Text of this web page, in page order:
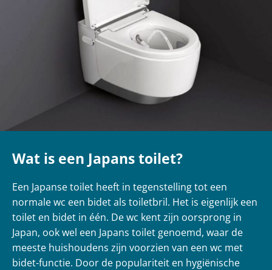
Wat is een Japans toilet?
Een Japanse toilet heeft in tegenstelling tot een
normale wc een bidet als toiletbril. Het is eigenlijk een
toilet en bidet in één. De wc kent zijn oorsprong in
Japan, ook wel een Japans toilet genoemd, waar de
meeste huishoudens zijn voorzien van een wc met
bidet-functie. Door de populariteit en hygiënische